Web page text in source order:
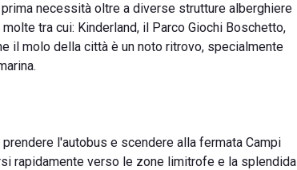
necessità oltre a diverse strutture alberghiere
tra cui: Kinderland, il Parco Giochi Boschetto,
il molo della città è un noto ritrovo, specialmente
l'autobus e scendere alla fermata Campi
rapidamente verso le zone limitrofe e la splendida